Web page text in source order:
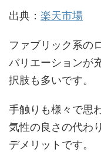
出典： 楽天市場
ファブリック系の
バリエーションが
択肢も多いです。
手触りも様々で思
気性の良さの代わ
デメリットです。